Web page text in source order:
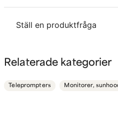
Emmy frågade för 2 år sedan
Ställ en produktfråga
Fråga oss något om
Relaterade kategorier
Teleprompters Monitorer,